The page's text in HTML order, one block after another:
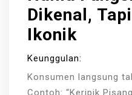
Dikenal,
Ikonik
Keunggulan:
Konsumen langsung
Contoh: “Keripik